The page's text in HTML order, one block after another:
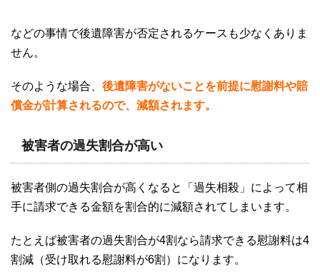
などの事情で後遺障害が否定されるケースも少なくありま
せん。
そのような場合、 後遺障害がないことを前提に慰謝料や賠
償金が計算されるので、減額されます。
被害者の過失割合が高い
被害者側の過失割合が高くなると「過失相殺」によって相
手に請求できる金額を割合的に減額されてしまいます。
たとえば被害者の過失割合が4割なら請求できる慰謝料は4
割減（受け取れる慰謝料が6割）になります。